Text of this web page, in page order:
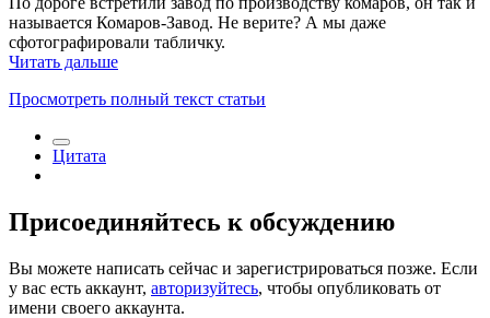
называется Комаров-Завод. Не верите? А мы даже
сфотографировали табличку.
Читать дальше
Просмотреть полный текст статьи
Цитата
Присоединяйтесь к обсуждению
Вы можете написать сейчас и зарегистрироваться позже. Если
у вас есть аккаунт, авторизуйтесь, чтобы опубликовать от
имени своего аккаунта.